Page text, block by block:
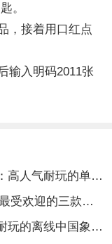
。
，接着用口红点
输入明码2011张
2026必玩的经典单机赛车游戏推荐：高人气耐玩的单机版赛车手游排行榜
2026年高人气3D沙盒手游排行榜：最受欢迎的三款游戏推荐
2026热门单机象棋游戏推荐：好玩耐玩的离线中国象棋App合集